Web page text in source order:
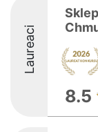
Laureaci
8.5